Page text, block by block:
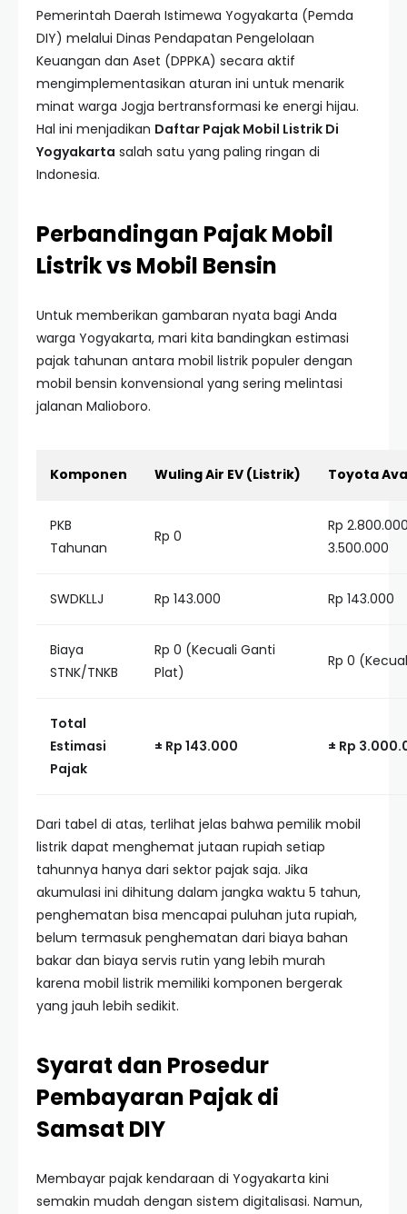
Pemerintah Daerah Istimewa Yogyakarta (Pemda
DIY) melalui Dinas Pendapatan Pengelolaan
Keuangan dan Aset (DPPKA) secara aktif
mengimplementasikan aturan ini untuk menarik
minat warga Jogja bertransformasi ke energi hijau.
Hal ini menjadikan Daftar Pajak Mobil Listrik Di
Yogyakarta salah satu yang paling ringan di
Indonesia.
Perbandingan Pajak Mobil
Listrik vs Mobil Bensin
Untuk memberikan gambaran nyata bagi Anda
warga Yogyakarta, mari kita bandingkan estimasi
pajak tahunan antara mobil listrik populer dengan
mobil bensin konvensional yang sering melintasi
jalanan Malioboro.
Komponen Wuling Air EV (Listrik) Toyota
PKB
Tahunan
Rp 0
Rp
3.500.000
SWDKLLJ Rp 143.000 Rp 143.000
Biaya
STNK/TNKB
Rp 0 (Kecuali Ganti
Plat)
Rp 0
Total
Estimasi
Pajak
± Rp 143.000 ± Rp
Dari tabel di atas, terlihat jelas bahwa pemilik mobil
listrik dapat menghemat jutaan rupiah setiap
tahunnya hanya dari sektor pajak saja. Jika
akumulasi ini dihitung dalam jangka waktu 5 tahun,
penghematan bisa mencapai puluhan juta rupiah,
belum termasuk penghematan dari biaya bahan
bakar dan biaya servis rutin yang lebih murah
karena mobil listrik memiliki komponen bergerak
yang jauh lebih sedikit.
Syarat dan Prosedur
Pembayaran Pajak di
Samsat DIY
Membayar pajak kendaraan di Yogyakarta kini
semakin mudah dengan sistem digitalisasi. Namun,